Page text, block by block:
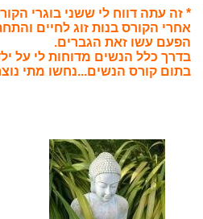
* זה עתה דווח לי ששני בוגרי
אחרי הקורס בנות זוג לחיים
הפעם עשו זאת הגברים.
בדרך כלל הנשים מדוחות לי על
בתום קורס הנשים...נחשו מתי